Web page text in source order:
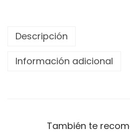
Descripción
Información adicional
También te